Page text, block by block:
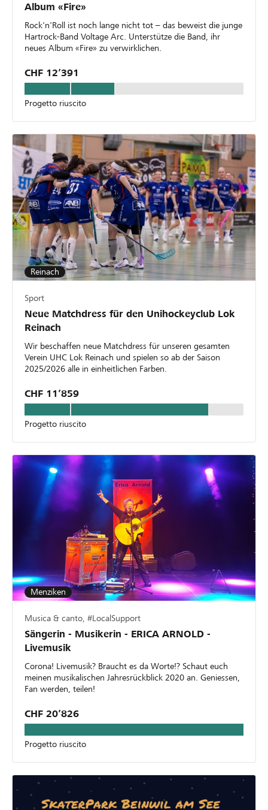
Album «Fire»
Rock'n'Roll ist noch lange nicht tot – das beweist die junge
Hartrock-Band Voltage Arc. Unterstütze die Band, ihr
neues Album «Fire» zu verwirklichen.
CHF 12’391
Progetto riuscito
Reinach
Sport
Neue Matchdress für den Unihockeyclub Lok
Reinach
Wir beschaffen neue Matchdress für unseren gesamten
Verein UHC Lok Reinach und spielen so ab der Saison
2025/2026 alle in einheitlichen Farben.
CHF 11’859
Progetto riuscito
Menziken
Musica & canto, #LocalSupport
Sängerin - Musikerin - ERICA ARNOLD -
Livemusik
Corona! Livemusik? Braucht es da Worte!? Schaut euch
meinen musikalischen Jahresrückblick 2020 an. Geniessen,
Fan werden, teilen!
CHF 20’826
Progetto riuscito